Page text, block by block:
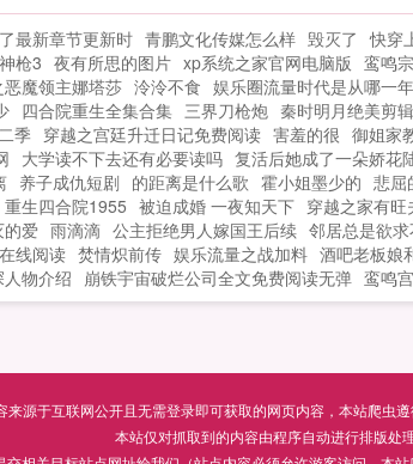
长爱惜人才，推荐其参
裁竞聘，才东山再起然
，官运一发不可收拾由
府开展棚户区改造工程
老百姓的赞誉。在省代
到了省长的重要岗位。
长...
最新章节更新时 青鹏文化传媒怎么样 毁灭了 快穿
神枪3 夜有所思的图片 xp系统之家官网电脑版 鸾鸣宗
魔领主娜塔莎 泠泠不食 娱乐圈流量时代是从哪一
四合院重生全集合集 三界刀枪炮 秦时明月绝美剪
季 穿越之宫廷升迁日记免费阅读 害羞的很 御姐家
大学读不下去还有必要读吗 复活后她成了一朵娇花
养子成仇短剧 的距离是什么歌 霍小姐墨少的 悲屈
重生四合院1955 被迫成婚 一夜知天下 穿越之家有旺
的爱 雨滴滴 公主拒绝男人嫁国王后续 邻居总是欲
线阅读 焚情炽前传 娱乐流量之战加料 酒吧老板娘
物介绍 崩铁宇宙破烂公司全文免费阅读无弹 鸾鸣宫
来源于互联网公开且无需登录即可获取的网页内容，本站爬虫
本站仅对抓取到的内容由程序自动进行排版处